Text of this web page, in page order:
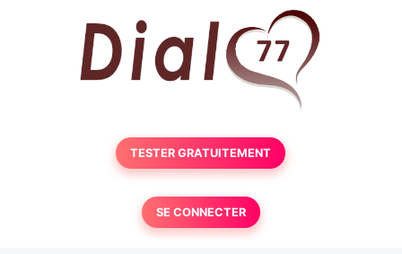
TESTER GRATUITEMENT
SE CONNECTER